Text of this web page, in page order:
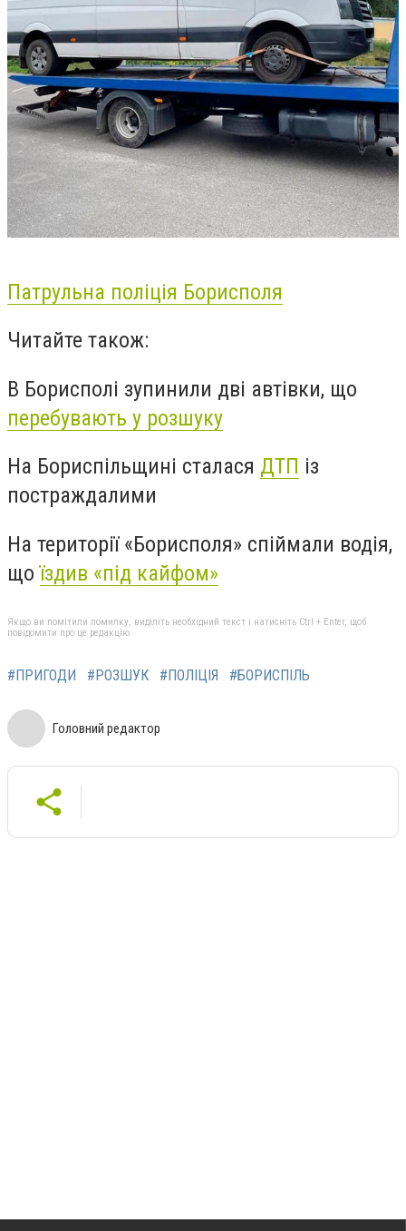
Патрульна поліція Борисполя
Читайте також:
В Борисполі зупинили дві автівки, що
перебувають у розшуку
На Бориспільщині сталася ДТП із
постраждалими
На території «Борисполя» спіймали водія,
щоїздив «під кайфом»
Якщо ви помітили помилку, виділіть необхідний текст і натисніть Ctrl + Enter, щоб
повідомити про це редакцію
#ПРИГОДИ #РОЗШУК #ПОЛІЦІЯ #БОРИСПІЛЬ
Головний редактор